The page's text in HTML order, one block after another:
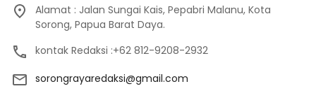
Alamat : Jalan Sungai Kais, Pepabri Malanu, Kota
Sorong, Papua Barat Daya.
kontak Redaksi :+62 812-9208-2932
sorongrayaredaksi@gmail.com